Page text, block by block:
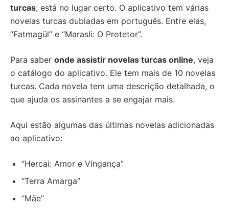
turcas, está no lugar certo. O aplicativo tem várias
novelas turcas dubladas em português. Entre elas,
“Fatmagül” e “Marasli: O Protetor”.
Para saber onde assistir novelas turcas online, veja
o catálogo do aplicativo. Ele tem mais de 10 novelas
turcas. Cada novela tem uma descrição detalhada, o
que ajuda os assinantes a se engajar mais.
Aqui estão algumas das últimas novelas adicionadas
ao aplicativo:
“Hercai: Amor e Vingança”
“Terra Amarga”
“Mãe”